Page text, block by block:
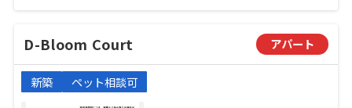
D-Bloom Court アパート
新築 ペット相談可